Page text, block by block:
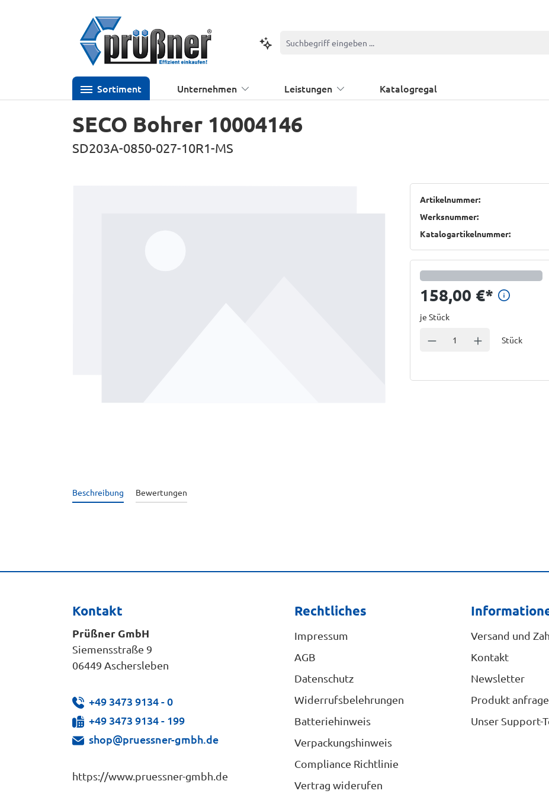
Kontextbasierte Suche
Sortiment Unternehmen Leistungen Katalogregal
SECO Bohrer 10004146
SD203A-0850-027-10R1-MS
Artikelnummer:
Werksnummer:
Katalogartikelnummer:
158,00 €*
je Stück
Anzahl verringernAnzahl erhöhen
Beschreibung Bewertungen
Kontakt
Prüßner GmbH
Siemensstraße 9
06449 Aschersleben
+49 3473 9134 - 0
+49 3473 9134 - 199
shop@pruessner-gmbh.de
https://www.pruessner-gmbh.de
Rechtliches
Impressum
AGB
Datenschutz
Widerrufsbelehrungen
Batteriehinweis
Verpackungshinweis
Compliance Richtlinie
Vertrag widerufen
Versand und
Kontakt
Newsletter
Produkt
Unser Support-